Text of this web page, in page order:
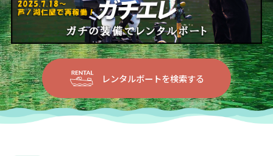
レンタルボートを検索する